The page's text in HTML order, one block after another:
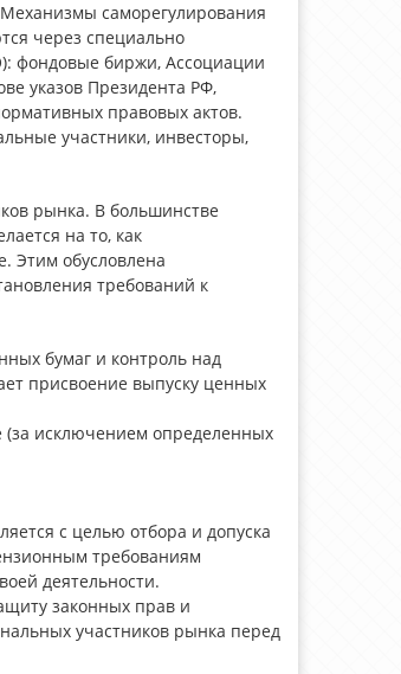
саморегулирования
через специально
фондовые биржи, Ассоциации
указов Президента РФ,
правовых актов.
участники, инвесторы,
рынка. В большинстве
на то, как
Этим обусловлена
требований к
бумаг и контроль над
присвоение выпуску ценных
исключением определенных
с целью отбора и допуска
требованиям
деятельности.
законных прав и
участников рынка перед